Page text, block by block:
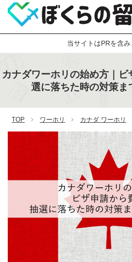
当サイトはPRを含み
カナダワーホリの始め方｜
選に落ちた時の対策ま
TOP ワーホリ カナダ ワーホリ